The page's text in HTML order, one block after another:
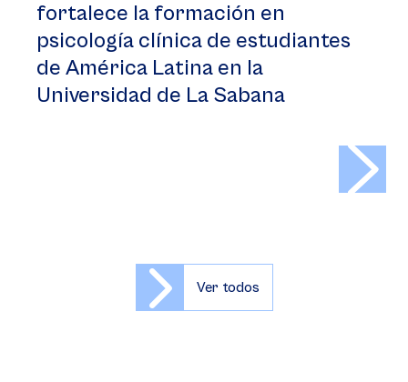
fortalece la formación en
psicología clínica de estudiantes
de América Latina en la
Universidad de La Sabana
Ver todos